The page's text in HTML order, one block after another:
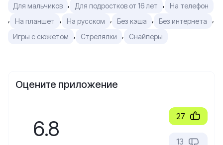
Для мальчиков , Для подростков от 16 лет , На телефон
, На планшет , На русском , Без кэша , Без интернета ,
Игры с сюжетом , Стрелялки , Снайперы
Оцените приложение
6.8 27
13